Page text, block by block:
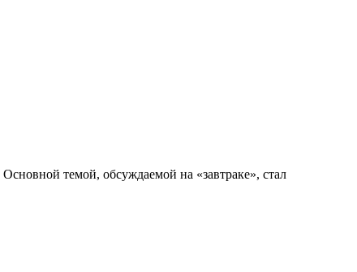
темой, обсуждаемой на «завтраке», стал